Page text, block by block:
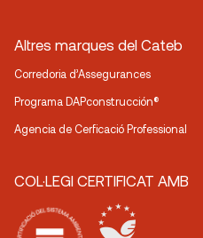
Altres marques del Cateb
Corredoria d’Assegurances
Programa DAPconstrucción®
Agencia de Cerficació Professional
COL·LEGI CERTIFICAT AMB